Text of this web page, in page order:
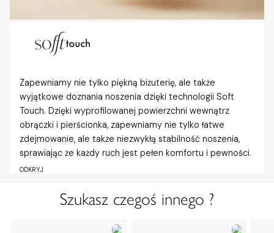
Zapewniamy nie tylko piękną biżuterię, ale także
wyjątkowe doznania noszenia dzięki technologii Soft
Touch. Dzięki wyprofilowanej powierzchni wewnątrz
obrączki i pierścionka, zapewniamy nie tylko łatwe
zdejmowanie, ale także niezwykłą stabilność noszenia,
sprawiając że każdy ruch jest pełen komfortu i pewności.
ODKRYJ
Szukasz czegoś innego ?